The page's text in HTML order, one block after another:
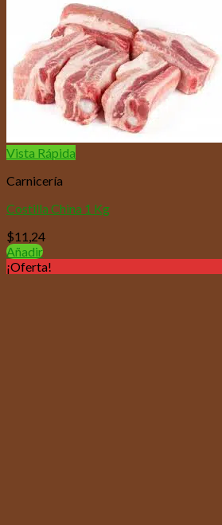
Vista Rápida
Carnicería
Costilla China 1 Kg
$11,24
Añadir
¡Oferta!